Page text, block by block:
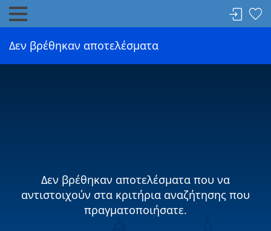
Δεν βρέθηκαν αποτελέσματα
Δεν βρέθηκαν αποτελέσματα που να
αντιστοιχούν στα κριτήρια αναζήτησης που
πραγματοποιήσατε.